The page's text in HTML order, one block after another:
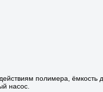
полимера,
насос.